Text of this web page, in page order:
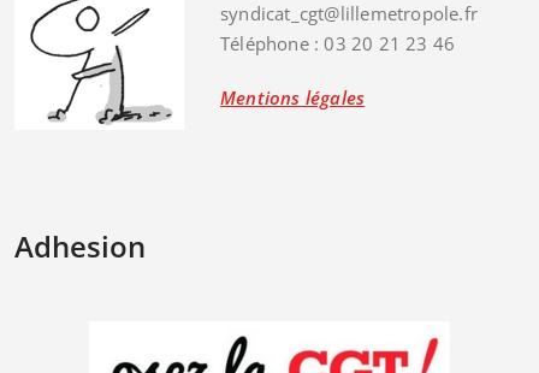
syndicat_cgt@lillemetropole.fr
Téléphone : 03 20 21 23 46
Mentions légales
Adhesion